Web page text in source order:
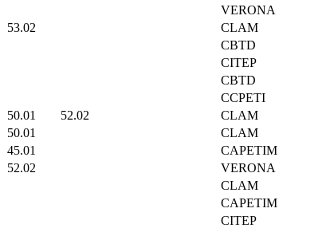
VERONA
53.02
CLAM
CBTD
CITEP
CBTD
CCPETI
50.01 52.02
CLAM
50.01
CLAM
45.01
CAPETIM
52.02
VERONA
CLAM
CAPETIM
CITEP